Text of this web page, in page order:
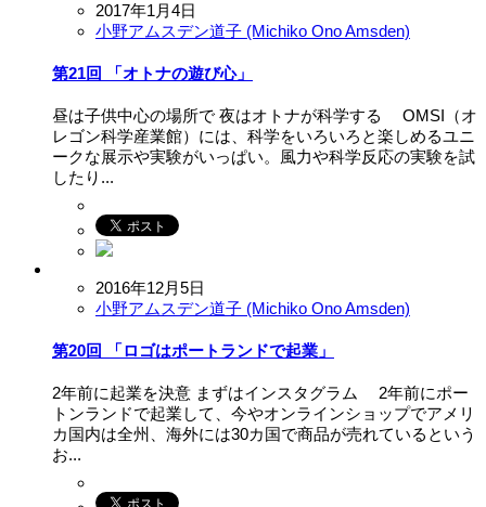
2017年1月4日
小野アムスデン道子 (Michiko Ono Amsden)
第21回 「オトナの遊び心」
昼は子供中心の場所で 夜はオトナが科学する OMSI（オ
レゴン科学産業館）には、科学をいろいろと楽しめるユニ
ークな展示や実験がいっぱい。風力や科学反応の実験を試
したり...
2016年12月5日
小野アムスデン道子 (Michiko Ono Amsden)
第20回 「ロゴはポートランドで起業」
2年前に起業を決意 まずはインスタグラム 2年前にポー
トンランドで起業して、今やオンラインショップでアメリ
カ国内は全州、海外には30カ国で商品が売れているという
お...